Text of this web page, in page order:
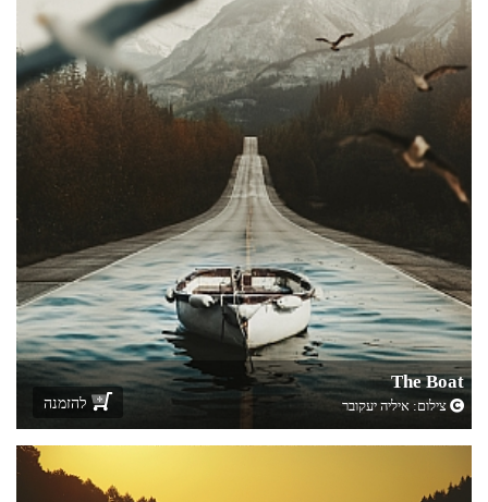
The Boat
צילום: איליה יעקובר להזמנה